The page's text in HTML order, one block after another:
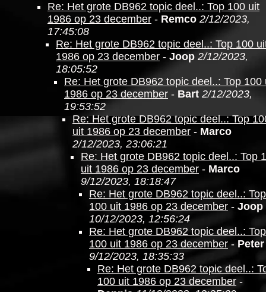
Re: Het grote DB962 topic deel..: Top 100 uit
1986 op 23 december - Remco 2/12/2023,
17:45:08
Re: Het grote DB962 topic deel..: Top 100
1986 op 23 december - Joop 2/12/2023,
18:05:52
Re: Het grote DB962 topic deel..: Top 100
1986 op 23 december - Bart 2/12/2023,
19:53:52
Re: Het grote DB962 topic deel..: Top
uit 1986 op 23 december - Marco
2/12/2023, 23:06:21
Re: Het grote DB962 topic deel..: Top
uit 1986 op 23 december - Marco
9/12/2023, 18:18:47
Re: Het grote DB962 topic deel..: Top
100 uit 1986 op 23 december - Joop
10/12/2023, 12:56:24
Re: Het grote DB962 topic deel..: Top
100 uit 1986 op 23 december - Peter
9/12/2023, 18:35:33
Re: Het grote DB962 topic deel..:
100 uit 1986 op 23 december -